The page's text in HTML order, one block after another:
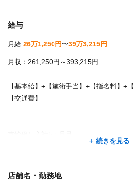
給与
月給 26万1,250円〜39万3,215円
月収：261,250円～393,215円
【基本給】+【施術手当】+【指名料】+
【交通費】
固定賃金261,250円＋指名料5,000円＋施
00円＝総支給272,250円
続きを見る
店舗名・勤務地